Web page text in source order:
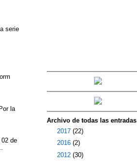
serie
la
de
Archivo de todas las entradas
2017 (22)
2016 (2)
2012 (30)